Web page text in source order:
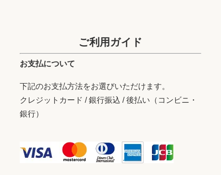
ご利用ガイド
お支払について
下記のお支払方法をお選びいただけます。
クレジットカード / 銀行振込 / 後払い（コンビニ・
銀行）